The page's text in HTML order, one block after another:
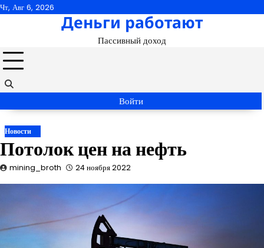
Перейти
Чт, Авг 6, 2026
Деньги работают
Пассивный доход
Войти
Новости
Потолок цен на нефть
mining_broth 24 ноября 2022